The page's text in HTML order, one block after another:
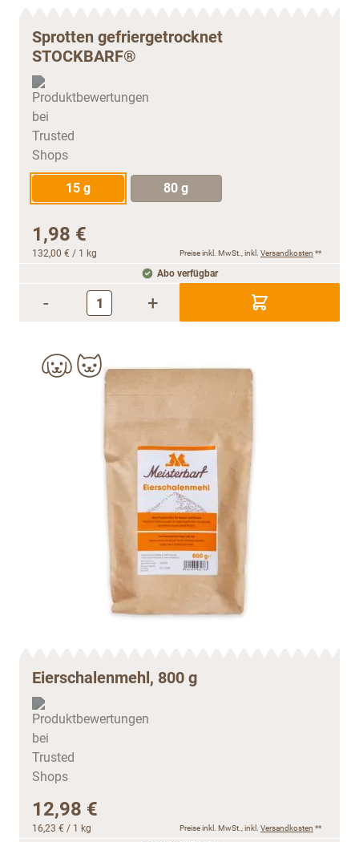
Sprotten gefriergetrocknet
STOCKBARF®
15 g 80 g
1,98 €
132,00 € / 1 kg Preise inkl. MwSt., inkl. Versandkosten **
Abo verfügbar
- +
Eierschalenmehl, 800 g
12,98 €
16,23 € / 1 kg Preise inkl. MwSt., inkl. Versandkosten **